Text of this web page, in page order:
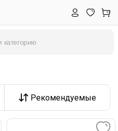
Рекомендуемые